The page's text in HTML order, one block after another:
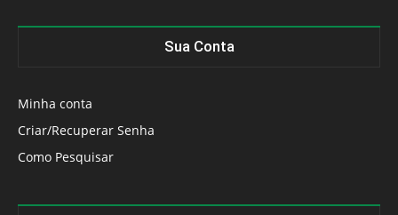
Sua Conta
Minha conta
Criar/Recuperar Senha
Como Pesquisar